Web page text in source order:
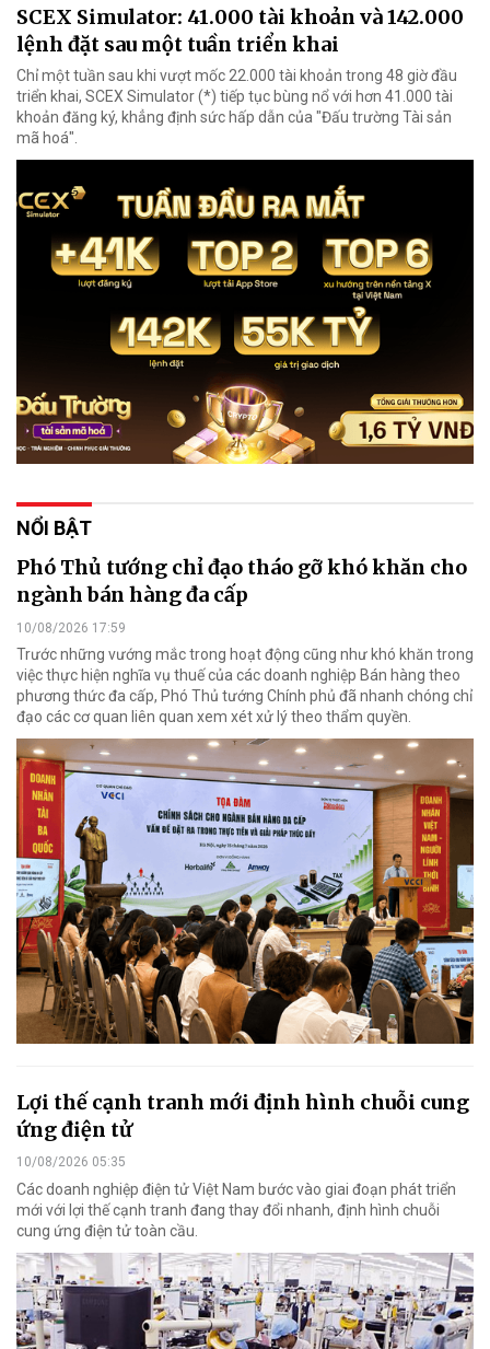
SCEX Simulator: 41.000 tài khoản và 142.000
lệnh đặt sau một tuần triển khai
Chỉ một tuần sau khi vượt mốc 22.000 tài khoản trong 48 giờ đầu
triển khai, SCEX Simulator (*) tiếp tục bùng nổ với hơn 41.000 tài
khoản đăng ký, khẳng định sức hấp dẫn của "Đấu trường Tài sản
mã hoá".
NỔI BẬT
Phó Thủ tướng chỉ đạo tháo gỡ khó khăn cho
ngành bán hàng đa cấp
10/08/2026 17:59
Trước những vướng mắc trong hoạt động cũng như khó khăn trong
việc thực hiện nghĩa vụ thuế của các doanh nghiệp Bán hàng theo
phương thức đa cấp, Phó Thủ tướng Chính phủ đã nhanh chóng chỉ
đạo các cơ quan liên quan xem xét xử lý theo thẩm quyền.
Lợi thế cạnh tranh mới định hình chuỗi cung
ứng điện tử
10/08/2026 05:35
Các doanh nghiệp điện tử Việt Nam bước vào giai đoạn phát triển
mới với lợi thế cạnh tranh đang thay đổi nhanh, định hình chuỗi
cung ứng điện tử toàn cầu.